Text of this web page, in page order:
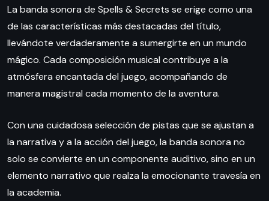
La banda sonora de Spells & Secrets se erige como una
de las características más destacadas del título,
llevándote verdaderamente a sumergirte en un mundo
mágico. Cada composición musical contribuye a la
atmósfera encantada del juego, acompañando de
manera magistral cada momento de la aventura.
Con una cuidadosa selección de pistas que se ajustan a
la narrativa y a la acción del juego, la banda sonora no
solo se convierte en un componente auditivo, sino en un
elemento narrativo que realza la emocionante travesía en
la academia.